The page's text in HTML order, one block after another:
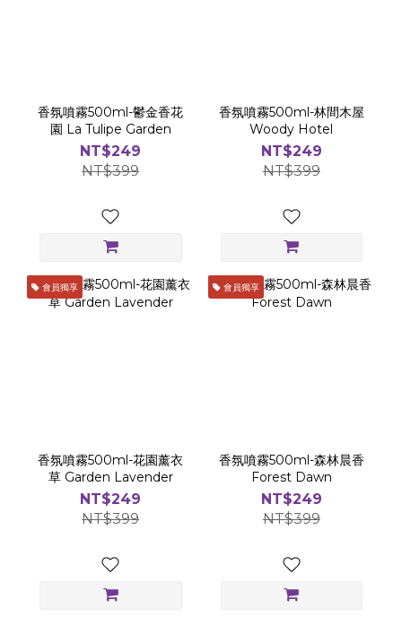
香氛噴霧500ml-鬱金香花
園 La Tulipe Garden
NT$249
NT$399
香氛噴霧500ml-林間木屋
Woody Hotel
NT$249
NT$399
會員獨享
香氛噴霧500ml-花園薰衣
草 Garden Lavender
NT$249
NT$399
會員獨享
香氛噴霧500ml-森林晨香
Forest Dawn
NT$249
NT$399